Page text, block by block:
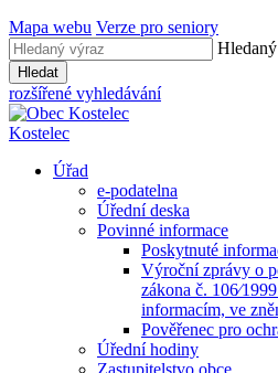
Mapa webu Verze pro seniory
Hledat
rozšířené vyhledávání
Kostelec
Úřad
e-podatelna
Úřední deska
Povinné informace
Poskytnuté
Výroční zprávy o
zákona č.
informacím, ve
Pověřenec pro
Úřední hodiny
Zastupitelstvo obce